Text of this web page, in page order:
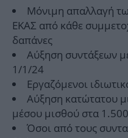
Μόνιμη απαλλαγή
ΕΚΑΣ από κάθε
δαπάνες
Αύξηση συντάξεων
1/1/24
Εργαζόμενοι
Αύξηση κατώτατου
μέσου μισθού στα
Όσοι από τους